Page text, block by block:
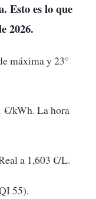
Esto es lo que
2026.
máxima y 23°
€/kWh. La hora
a 1,603 €/L.
55).